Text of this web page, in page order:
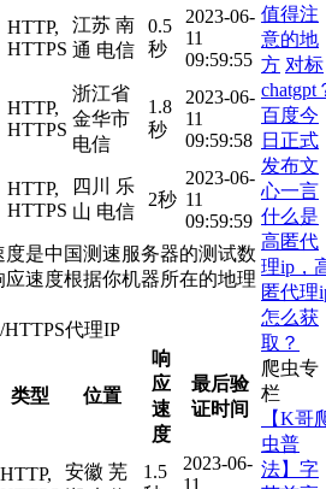
HTTP,
HTTPS
江苏 南
通 电信
0.5
秒
2023-06-
11
09:59:55
HTTP,
HTTPS
浙江省
金华市
电信
1.8
秒
2023-06-
11
09:59:58
HTTP,
HTTPS
四川 乐
山 电信
2秒
2023-06-
11
09:59:59
是中国测速服务器的测试数
速度根据你机器所在的地理
代理IP
类型 位置
响
应
速
度
最后验
证时间
HTTP,
安徽 芜
1.5
2023-06-
11
值得注
意的地
方 对标
chatgpt
百度今
日正式
发布文
心一言
什么是
高匿代
理ip，
匿代理
怎么获
取？
爬虫专
栏
【K哥
虫普
法】字